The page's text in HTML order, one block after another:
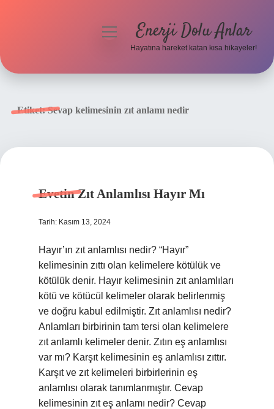
menüyüEnerji Dolu Anlar
Hayatına hareket katan kısa hikayeler!
Etiket:Sevap kelimesinin zıt anlamı nedir
Evetin Zıt Anlamlısı Hayır Mı
Tarih: Kasım 13, 2024
Hayır’ın zıt anlamlısı nedir? “Hayır”
kelimesinin zıttı olan kelimelere kötülük ve
kötülük denir. Hayır kelimesinin zıt anlamlıları
kötü ve kötücül kelimeler olarak belirlenmiş
ve doğru kabul edilmiştir. Zıt anlamlısı nedir?
Anlamları birbirinin tam tersi olan kelimelere
zıt anlamlı kelimeler denir. Zıtın eş anlamlısı
var mı? Karşıt kelimesinin eş anlamlısı zıttır.
Karşıt ve zıt kelimeleri birbirlerinin eş
anlamlısı olarak tanımlanmıştır. Cevap
kelimesinin zıt eş anlamı nedir? Cevap